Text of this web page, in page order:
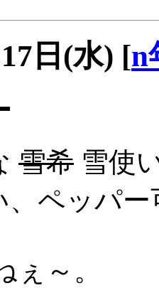
日(水) [n
雪希 雪使
、ペッパ
ぇ～。